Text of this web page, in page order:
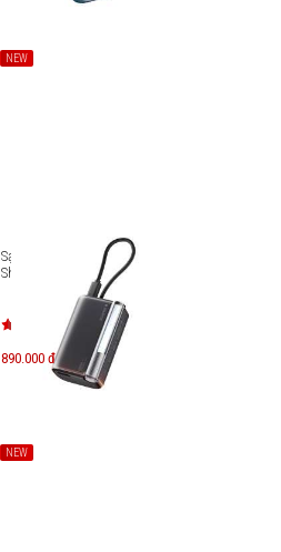
NEW
Sạc dự phòng chuẩn CCC
Sharge Flow 3 10000mAh 45W
890.000 đ
NEW